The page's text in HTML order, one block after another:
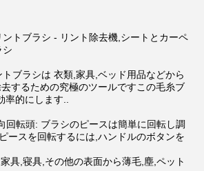
トブラシ - リント除去機,シートとカーペ
シ
ブラシは 衣類,家具,ベッド用品などから
するための究極のツールですこの毛糸ブ
的にします..
回転頭: ブラシのピースは簡単に回転し調
ースを回転するには,ハンドルのボタンを
具,寝具,その他の表面から薄毛,塵,ペット